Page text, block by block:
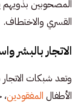
المصحوبين
القسري والاختطاف.
الاتجار بالبشر
وتعد شبكات
الأطفال المفقودين